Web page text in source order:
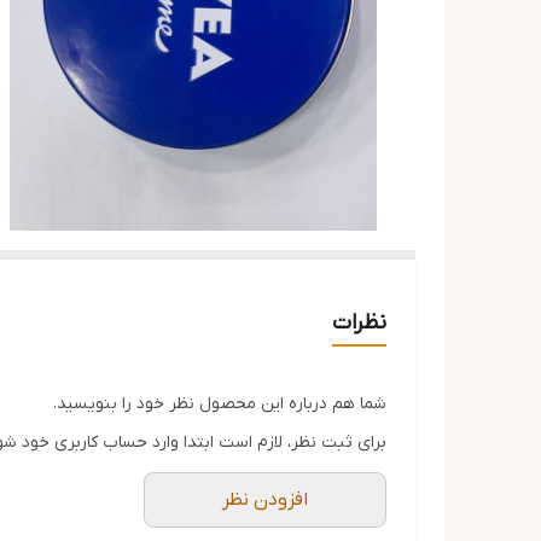
نظرات
شما هم درباره این محصول نظر خود را بنویسید.
برای ثبت نظر، لازم است ابتدا وارد حساب کاربری خود
افزودن نظر